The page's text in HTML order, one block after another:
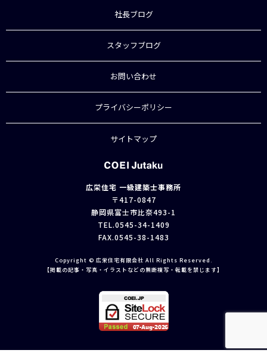
社長ブログ
スタッフブログ
お問い合わせ
プライバシーポリシー
サイトマップ
広栄住宅 一級建築士事務所
〒417-0847
静岡県富士市比奈493-1
TEL.0545-34-1409
FAX.0545-38-1483
Copyright © 広栄住宅有限会社 All Rights Reserved.
【掲載の記事・写真・イラストなどの無断複写・転載を禁じます】